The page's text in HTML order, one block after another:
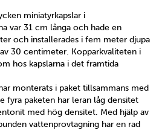
miniatyrkapslar i
var 31 cm långa och hade en
och installerades i fem meter djupa
30 centimeter. Kopparkvaliteten i
hos kapslarna i det framtida
monterats i paket tillsammans med
fyra paketen har leran låg densitet
med hög densitet. Med hjälp av
vattenprovtagning har en rad